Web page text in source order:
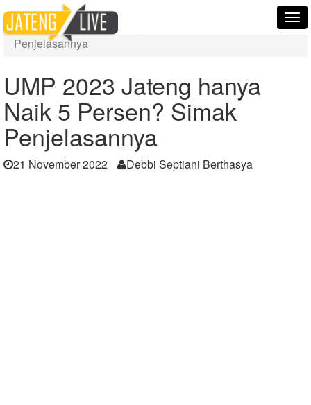
Home
Berita
UMP 2023 Jateng hanya Naik 5 Persen? Simak
Penjelasannya
UMP 2023 Jateng hanya
Naik 5 Persen? Simak
Penjelasannya
21 November 2022 Debbi Septiani Berthasya